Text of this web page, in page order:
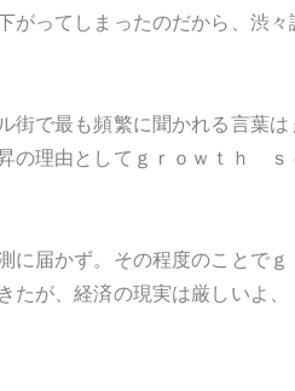
ってしまったのだから、渋
街で最も頻繁に聞かれる言葉
の理由としてｇｒｏｗｔｈ ｓ
に届かず。その程度のことで
が、経済の現実は厳しいよ、